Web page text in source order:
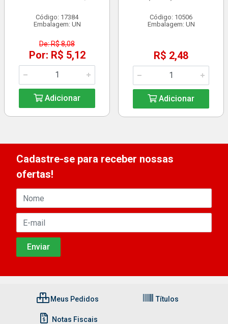
Código: 17384
Embalagem: UN
De: R$ 8,08
Por: R$ 5,12
Adicionar
Código: 10506
Embalagem: UN
R$ 2,48
Adicionar
Cadastre-se para receber nossas
ofertas!
Meus Pedidos Títulos
Notas Fiscais